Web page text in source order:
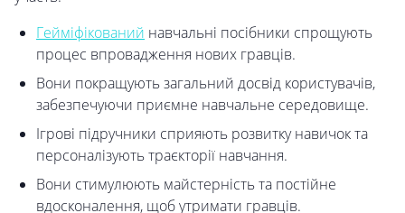
Гейміфікований навчальні посібники спрощують
процес впровадження нових гравців.
Вони покращують загальний досвід користувачів,
забезпечуючи приємне навчальне середовище.
Ігрові підручники сприяють розвитку навичок та
персоналізують траєкторії навчання.
Вони стимулюють майстерність та постійне
вдосконалення, щоб утримати гравців.